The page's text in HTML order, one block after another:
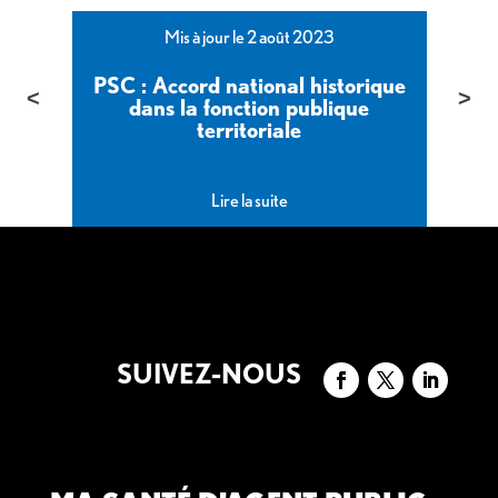
Mis à jour le 2 août 2023
PSC : Accord national historique
dans la fonction publique
territoriale
Lire la suite
SUIVEZ-NOUS